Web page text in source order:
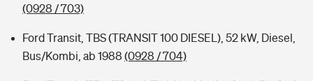
(0928 / 703)
Ford Transit, TBS (TRANSIT 100 DIESEL), 52 kW, Diesel,
Bus/Kombi, ab 1988 (0928 / 704)